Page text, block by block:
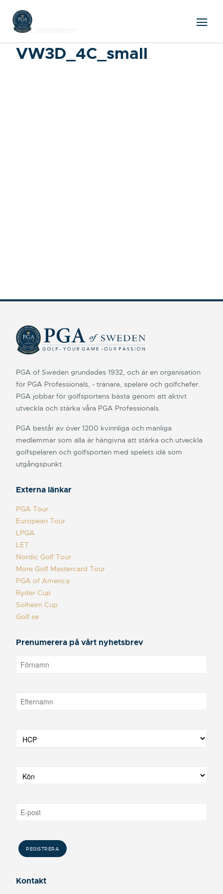
VISA UNDERMENY
VW3D_4C_small
PGA of Sweden grundades 1932, och är en organisation
för PGA Professionals, - tränare, spelare och golfchefer.
PGA jobbar för golfsportens bästa genom att aktivt
utveckla och stärka våra PGA Professionals.
PGA består av över 1200 kvinnliga och manliga
medlemmar som alla är hängivna att stärka och utveckla
golfspelaren och golfsporten med spelets idé som
utgångspunkt.
Externa länkar
PGA Tour
European Tour
LPGA
LET
Nordic Golf Tour
More Golf Mastercard Tour
PGA of America
Ryder Cup
Solheim Cup
Golf.se
Prenumerera på vårt nyhetsbrev
Kontakt